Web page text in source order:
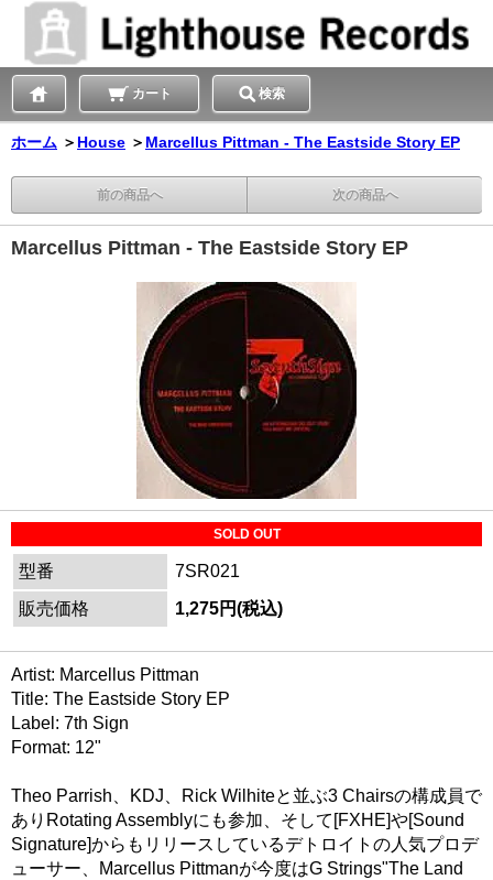
カート 検索
ホーム ＞ House ＞ Marcellus Pittman - The Eastside Story EP
前の商品へ 次の商品へ
Marcellus Pittman - The Eastside Story EP
SOLD OUT
型番
7SR021
販売価格
1,275円(税込)
Artist: Marcellus Pittman
Title: The Eastside Story EP
Label: 7th Sign
Format: 12"
Theo Parrish、KDJ、Rick Wilhiteと並ぶ3 Chairsの構成員で
ありRotating Assemblyにも参加、そして[FXHE]や[Sound
Signature]からもリリースしているデトロイトの人気プロデ
ューサー、Marcellus Pittmanが今度はG Strings"The Land